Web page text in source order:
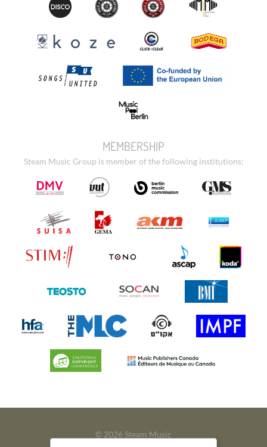
MEMBERSHIP
Steam Music Group is member of the following institutions:
© 2026 Steam Music